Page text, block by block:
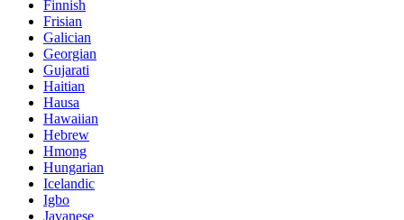
Finnish
Frisian
Galician
Georgian
Gujarati
Haitian
Hausa
Hawaiian
Hebrew
Hmong
Hungarian
Icelandic
Igbo
Javanese